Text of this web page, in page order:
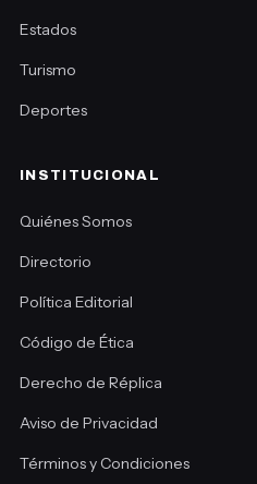
Estados
Turismo
Deportes
INSTITUCIONAL
Quiénes Somos
Directorio
Política Editorial
Código de Ética
Derecho de Réplica
Aviso de Privacidad
Términos y Condiciones